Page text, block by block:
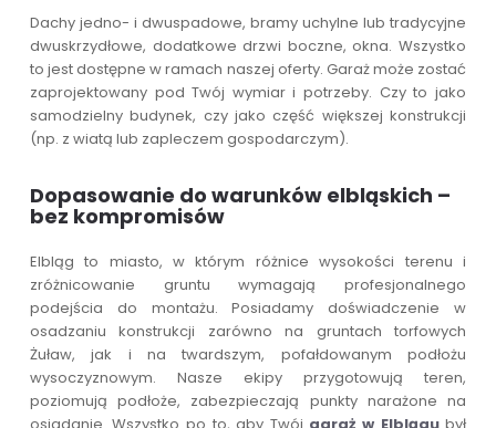
Dachy jedno- i dwuspadowe, bramy uchylne lub tradycyjne
dwuskrzydłowe, dodatkowe drzwi boczne, okna. Wszystko
to jest dostępne w ramach naszej oferty. Garaż może zostać
zaprojektowany pod Twój wymiar i potrzeby. Czy to jako
samodzielny budynek, czy jako część większej konstrukcji
(np. z wiatą lub zapleczem gospodarczym).
Dopasowanie do warunków elbląskich –
bez kompromisów
Elbląg to miasto, w którym różnice wysokości terenu i
zróżnicowanie gruntu wymagają profesjonalnego
podejścia do montażu. Posiadamy doświadczenie w
osadzaniu konstrukcji zarówno na gruntach torfowych
Żuław, jak i na twardszym, pofałdowanym podłożu
wysoczyznowym. Nasze ekipy przygotowują teren,
poziomują podłoże, zabezpieczają punkty narażone na